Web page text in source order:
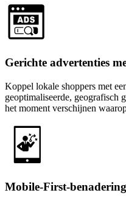
Gerichte advertenties
Koppel lokale shoppers met
geoptimaliseerde, geografisch
het moment verschijnen
Mobile-First-benadering